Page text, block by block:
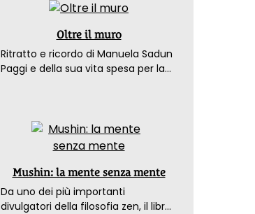
Oltre il muro
Ritratto e ricordo di Manuela Sadun
Paggi e della sua vita spesa per la
Mushin: la mente senza mente
Da uno dei più importanti
divulgatori della filosofia zen, il libro